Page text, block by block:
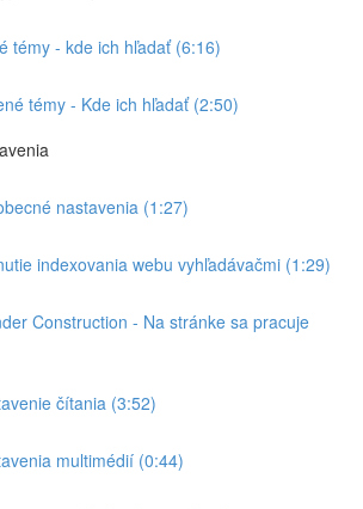
témy - kde ich hľadať (6:16)
témy - Kde ich hľadať (2:50)
nastavenia (1:27)
indexovania webu vyhľadávačmi (1:29)
Construction - Na stránke sa pracuje
čítania (3:52)
multimédií (0:44)